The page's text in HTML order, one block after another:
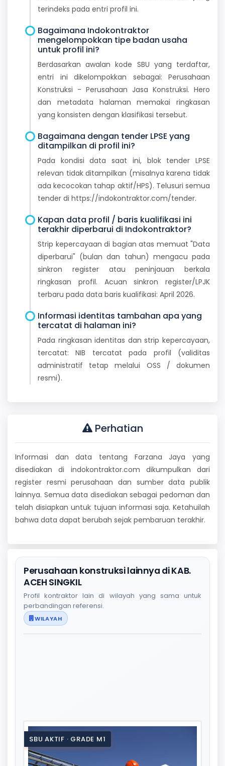
terindeks pada entri profil ini.
Bagaimana Indokontraktor
mengelompokkan tipe badan usaha
untuk profil ini?
Berdasarkan awalan kode SBU yang terdaftar,
entri ini dikelompokkan sebagai: Perusahaan
Konstruksi - Perusahaan Jasa Konstruksi. Hero
dan metadata halaman memakai ringkasan
yang konsisten dengan klasifikasi tersebut.
Bagaimana dengan tender LPSE yang
ditampilkan di profil ini?
Pada kondisi data saat ini, blok tender LPSE
relevan tidak ditampilkan (misalnya karena tidak
ada kecocokan tahap aktif/HPS). Telusuri semua
tender di https://indokontraktor.com/tender.
Kapan data profil / baris kualifikasi ini
terakhir diperbarui di Indokontraktor?
Strip kepercayaan di bagian atas memuat "Data
diperbarui" (bulan dan tahun) mengacu pada
sinkron register atau peninjauan berkala
ringkasan profil. Acuan sinkron register/LPJK
terbaru pada data baris kualifikasi: April 2026.
Informasi identitas tambahan apa yang
tercatat di halaman ini?
Pada ringkasan identitas dan strip kepercayaan,
tercatat: NIB tercatat pada profil (validitas
administratif tetap melalui OSS / dokumen
resmi).
Perhatian
Informasi dan data tentang Farzana Jaya yang
disediakan di indokontraktor.com dikumpulkan dari
register resmi perusahaan dan sumber data publik
lainnya. Semua data disediakan sebagai pedoman dan
telah disiapkan untuk tujuan informasi saja. Ketahuilah
bahwa data dapat berubah sejak pembaruan terakhir.
Perusahaan konstruksi lainnya di KAB.
ACEH SINGKIL
Profil kontraktor lain di wilayah yang sama untuk
perbandingan referensi.
WILAYAH
SBU AKTIF · GRADE M1